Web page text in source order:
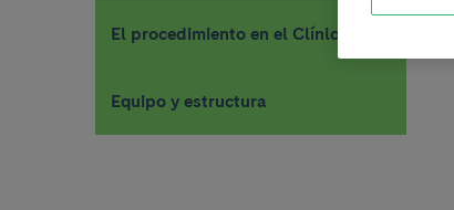
El procedimiento en el Clínic
Equipo y estructura